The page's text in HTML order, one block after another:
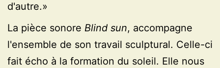
d'autre.»
La pièce sonore Blind sun, accompagne
l'ensemble de son travail sculptural. Celle-ci
fait écho à la formation du soleil. Elle nous